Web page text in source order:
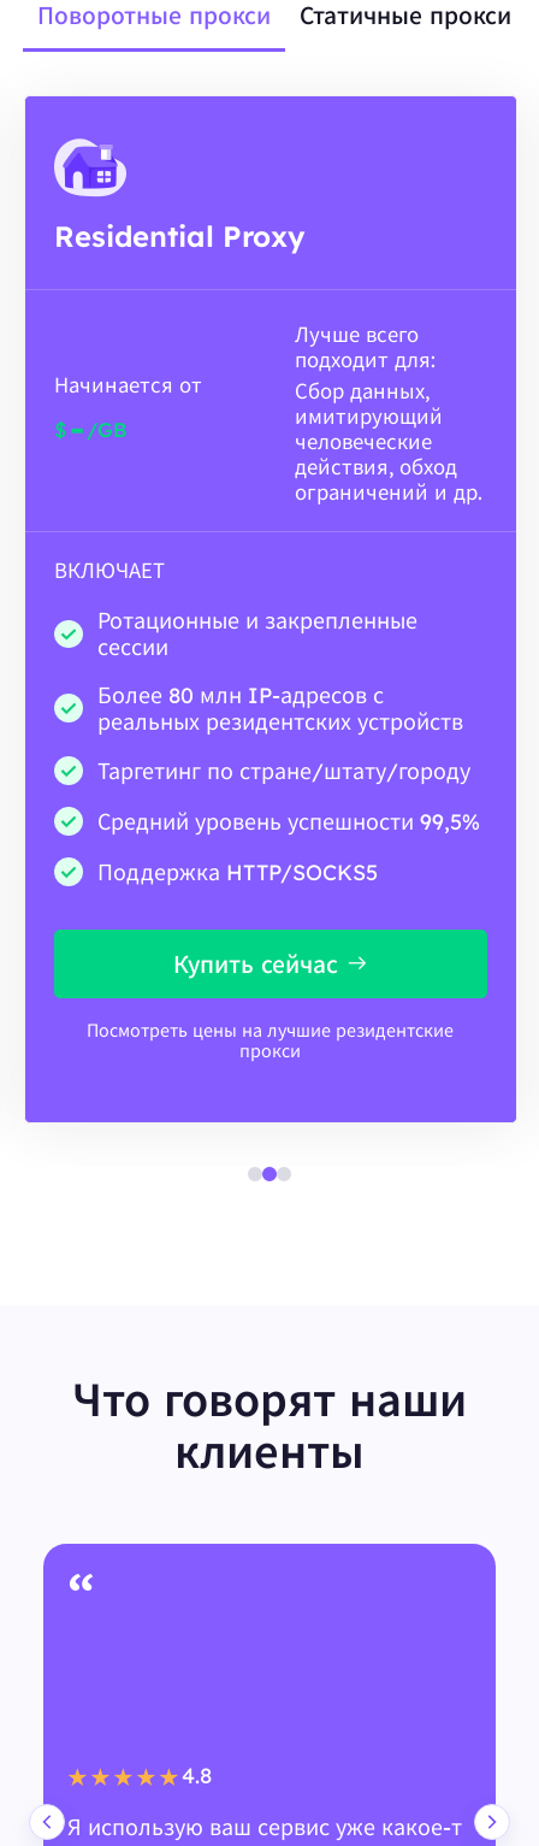
Поворотные прокси Статичные прокси
Residential Proxy
Начинается от
$- /GB
Лучше всего
подходит для:
Сбор данных,
имитирующий
человеческие
действия, обход
ограничений и др.
ВКЛЮЧАЕТ
Ротационные и закрепленные
сессии
Более 80 млн IP-адресов с
реальных резидентских устройств
Таргетинг по стране/штату/городу
Средний уровень успешности 99,5%
Поддержка HTTP/SOCKS5
Купить сейчас
Посмотреть цены на лучшие резидентские
прокси
Что говорят наши
клиенты
“
★★★★★4.8
Я использую ваш сервис уже какое-т